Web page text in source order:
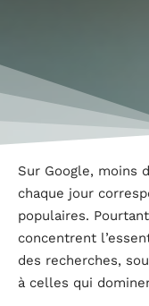
Sur Google, moins
chaque jour
populaires.
concentrent
des recherches,
à celles qui